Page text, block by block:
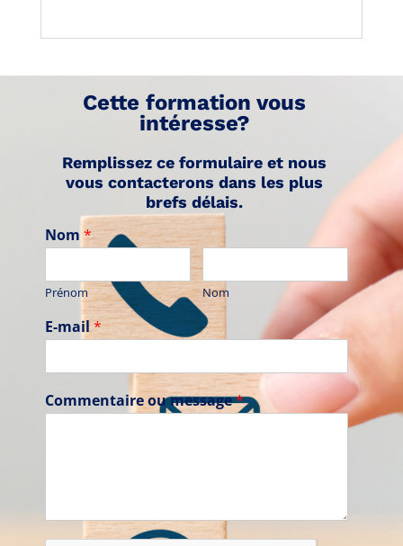
Cette formation vous
intéresse?
Remplissez ce formulaire et nous
vous contacterons dans les plus
brefs délais.
Nom *
Prénom Nom
E-mail*
Commentaire ou message*